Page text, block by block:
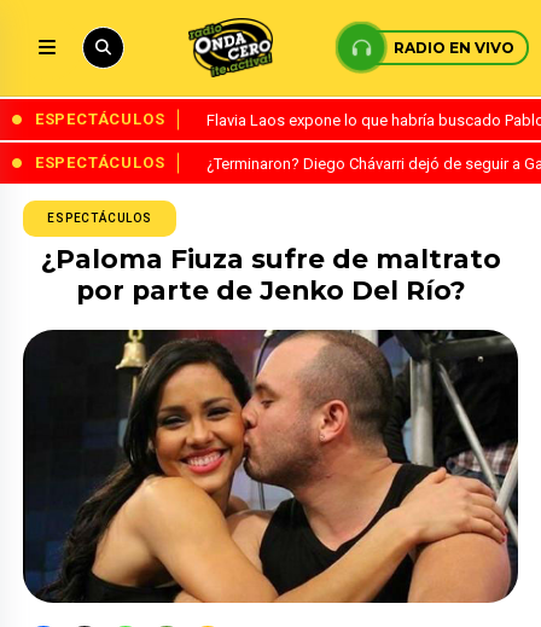
RADIO EN VIVO
ESPECTÁCULOS Flavia Laos expone lo que habría buscado
ESPECTÁCULOS ¿Terminaron? Diego Chávarri dejó de seguir a
ESPECTÁCULOS
¿Paloma Fiuza sufre de maltrato
por parte de Jenko Del Río?